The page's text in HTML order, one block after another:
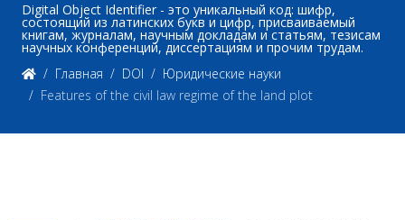
Digital Object Identifier - это уникальный код: шифр,
состоящий из латинских букв и цифр, присваиваемый
книгам, журналам, научным докладам и статьям, тезисам
научных конференций, диссертациям и прочим трудам.
Главная
DOI
Юридические науки
Features of the civil law regime of the land plot